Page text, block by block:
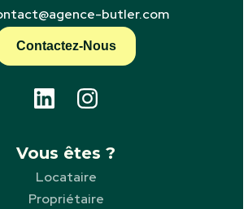
butler.com
Contactez-Nous
Vous êtes ?
Locataire
Propriétaire